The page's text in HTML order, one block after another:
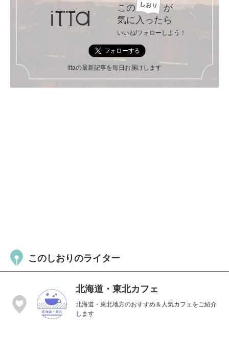
この
が
気に入ったら
いいね/フォローしよう！
ittaの最新記事を毎日お届けします
このしおりのライター
北海道・東北カフェ
北海道・東北地方のおすすめ＆人気カフェをご紹介
します